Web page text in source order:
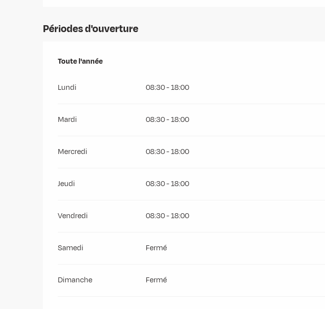
Périodes d'ouverture
Toute l'année
Toute l'année
Lundi 08:30 - 18:00
Mardi 08:30 - 18:00
Mercredi 08:30 - 18:00
Jeudi 08:30 - 18:00
Vendredi 08:30 - 18:00
Samedi Fermé
Dimanche Fermé